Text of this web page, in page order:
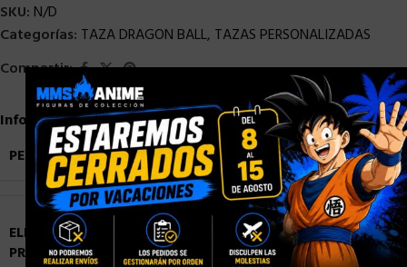
SKU: N/D
Categorías: TAZA DRAGON BALL, TAZAS PERSONALIZADAS
Compartir:
Información adicional
PESO
0,9 kg
ELIGE TU
PRESENTACIÓN
Blister Personalizado, Caja con Ventana
Personalizada ,Caja Normal sin Ventana
×